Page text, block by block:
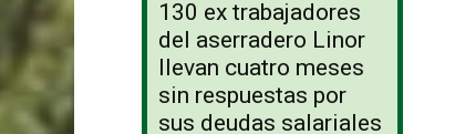
130 ex trabajadores
del aserradero Linor
llevan cuatro meses
sin respuestas por
sus deudas salariales